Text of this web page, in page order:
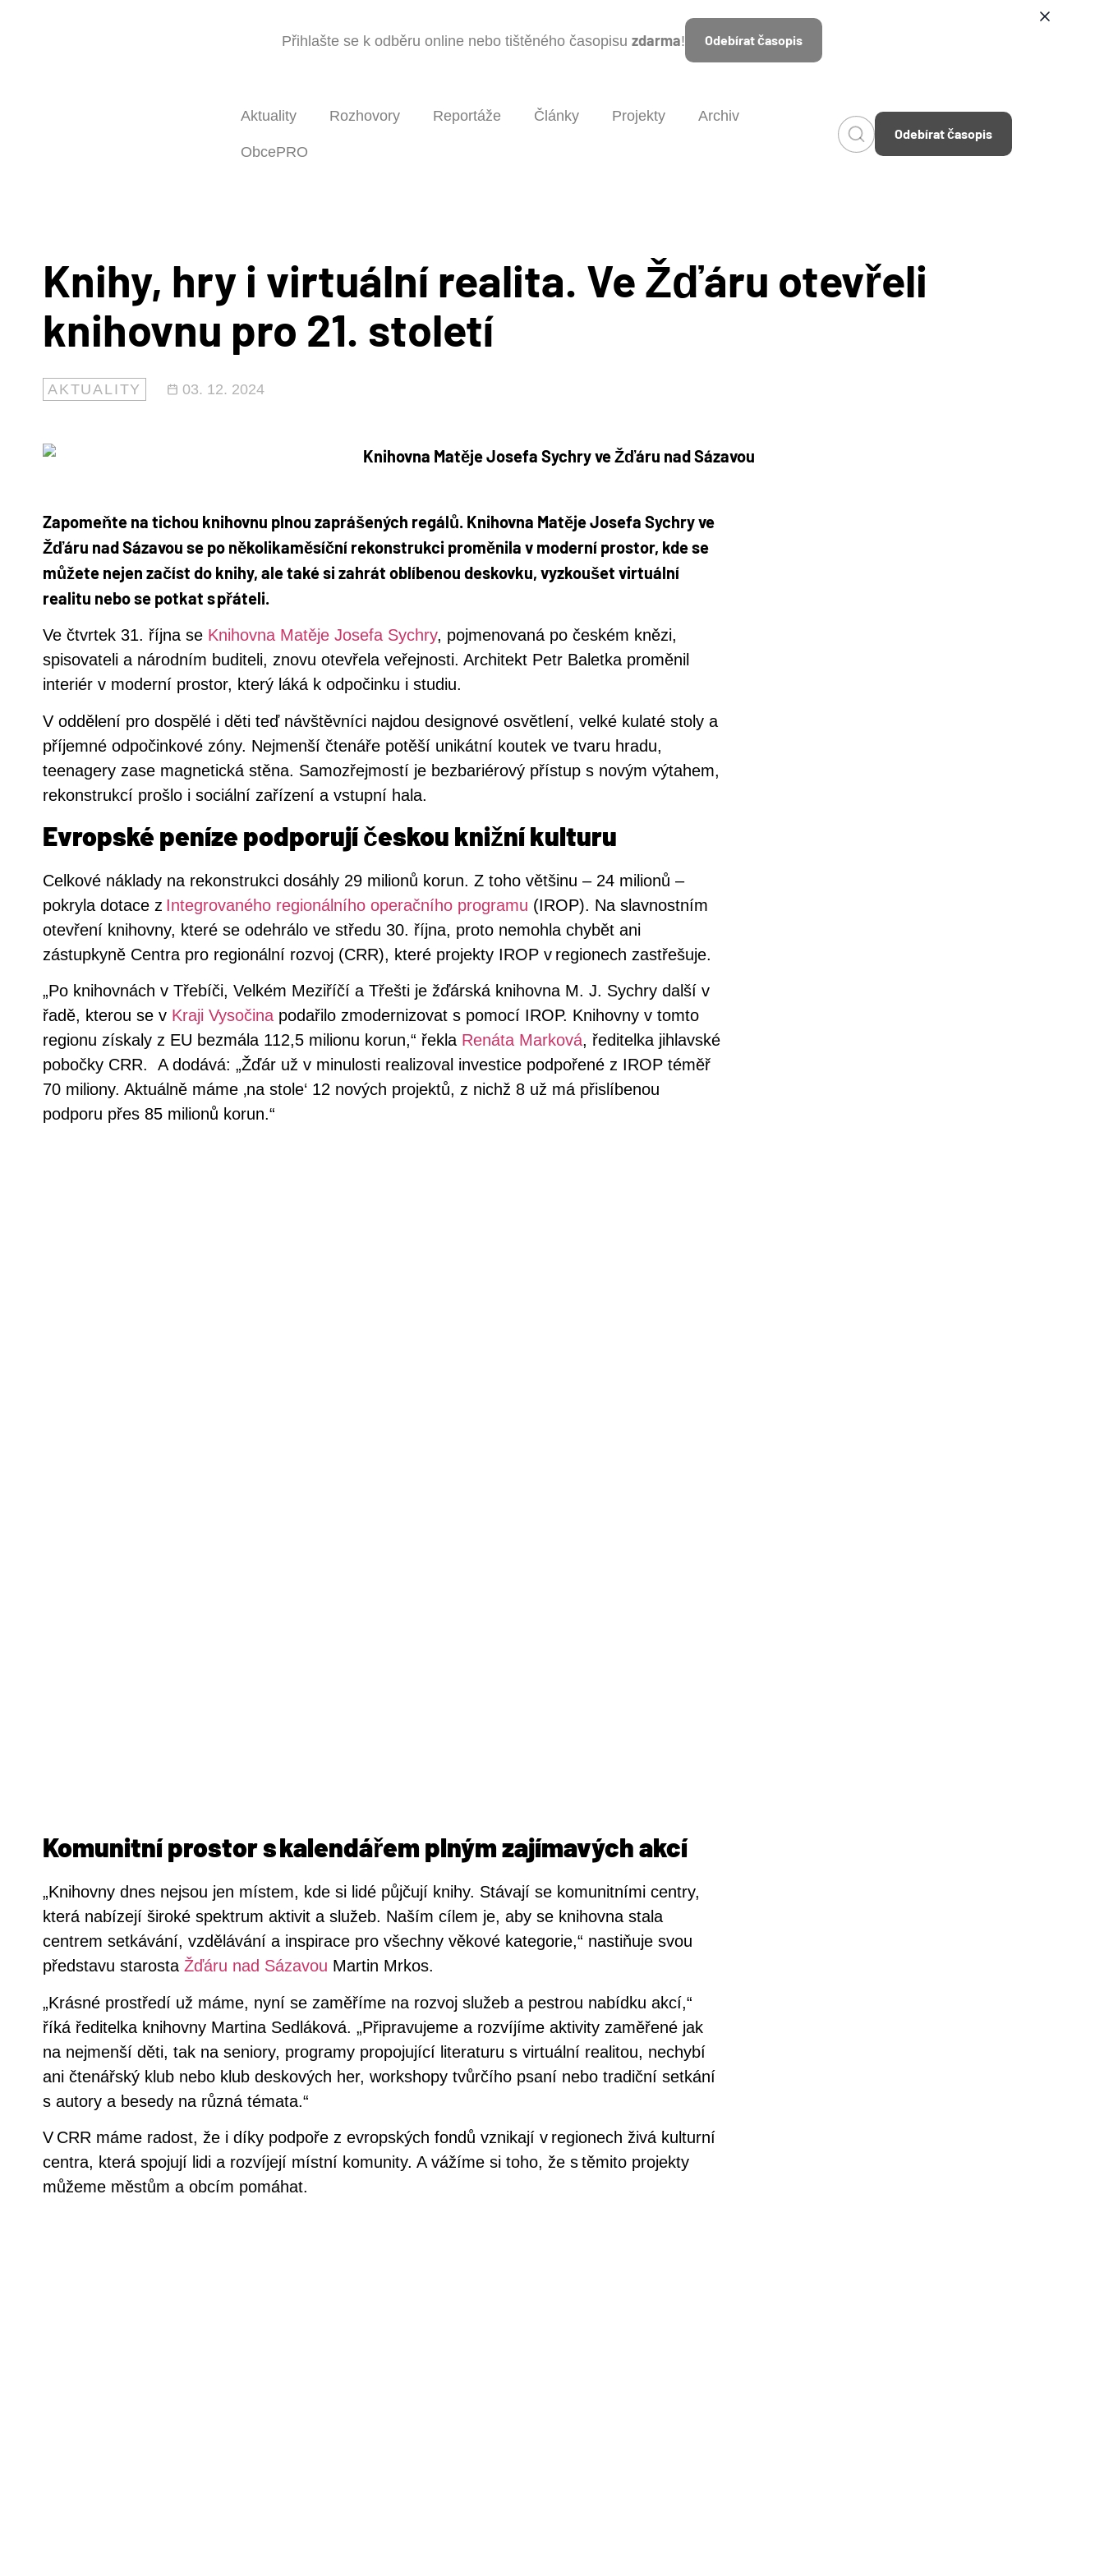
Přihlašte se k odběru online nebo tištěného časopisu zdarma! Odebírat časopis
Aktuality Rozhovory Reportáže Články Projekty Archiv
ObcePRO
Odebírat časopis
Knihy, hry i virtuální realita. Ve Žďáru otevřeli
knihovnu pro 21. století
AKTUALITY 03. 12. 2024
Zapomeňte na tichou knihovnu plnou zaprášených regálů. Knihovna Matěje Josefa Sychry ve
Žďáru nad Sázavou se po několikaměsíční rekonstrukci proměnila v moderní prostor, kde se
můžete nejen začíst do knihy, ale také si zahrát oblíbenou deskovku, vyzkoušet virtuální
realitu nebo se potkat s přáteli.
Ve čtvrtek 31. října se Knihovna Matěje Josefa Sychry, pojmenovaná po českém knězi,
spisovateli a národním buditeli, znovu otevřela veřejnosti. Architekt Petr Baletka proměnil
interiér v moderní prostor, který láká k odpočinku i studiu.
V oddělení pro dospělé i děti teď návštěvníci najdou designové osvětlení, velké kulaté stoly a
příjemné odpočinkové zóny. Nejmenší čtenáře potěší unikátní koutek ve tvaru hradu,
teenagery zase magnetická stěna. Samozřejmostí je bezbariérový přístup s novým výtahem,
rekonstrukcí prošlo i sociální zařízení a vstupní hala.
Evropské peníze podporují českou knižní kulturu
Celkové náklady na rekonstrukci dosáhly 29 milionů korun. Z toho většinu – 24 milionů –
pokryla dotace z Integrovaného regionálního operačního programu (IROP). Na slavnostním
otevření knihovny, které se odehrálo ve středu 30. října, proto nemohla chybět ani
zástupkyně Centra pro regionální rozvoj (CRR), které projekty IROP v regionech zastřešuje.
„Po knihovnách v Třebíči, Velkém Meziříčí a Třešti je žďárská knihovna M. J. Sychry další v
řadě, kterou se v Kraji Vysočina podařilo zmodernizovat s pomocí IROP. Knihovny v tomto
regionu získaly z EU bezmála 112,5 milionu korun,“ řekla Renáta Marková, ředitelka jihlavské
pobočky CRR.
A dodává: „Žďár už v minulosti realizoval investice podpořené z IROP téměř
70 miliony. Aktuálně máme ‚na stole‘ 12 nových projektů, z nichž 8 už má přislíbenou
podporu přes 85 milionů korun.“
Komunitní prostor s kalendářem plným zajímavých akcí
„Knihovny dnes nejsou jen místem, kde si lidé půjčují knihy. Stávají se komunitními centry,
která nabízejí široké spektrum aktivit a služeb. Naším cílem je, aby se knihovna stala
centrem setkávání, vzdělávání a inspirace pro všechny věkové kategorie,“ nastiňuje svou
představu starosta Žďáru nad Sázavou Martin Mrkos.
„Krásné prostředí už máme, nyní se zaměříme na rozvoj služeb a pestrou nabídku akcí,“
říká ředitelka knihovny Martina Sedláková. „Připravujeme a rozvíjíme aktivity zaměřené jak
na nejmenší děti, tak na seniory, programy propojující literaturu s virtuální realitou, nechybí
ani čtenářský klub nebo klub deskových her, workshopy tvůrčího psaní nebo tradiční setkání
s autory a besedy na různá témata.“
V CRR máme radost, že i díky podpoře z evropských fondů vznikají v regionech živá kulturní
centra, která spojují lidi a rozvíjejí místní komunity. A vážíme si toho, že s těmito projekty
můžeme městům a obcím pomáhat.